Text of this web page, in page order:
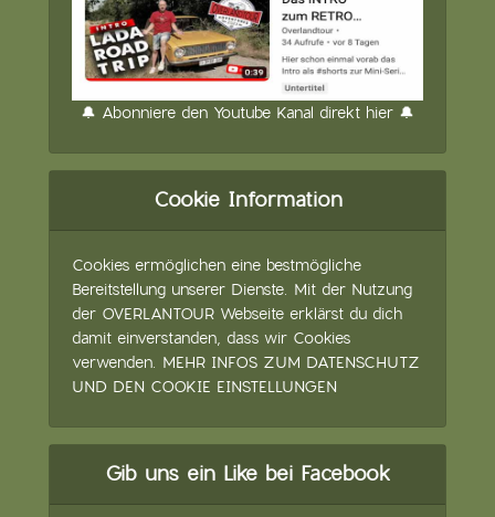
🔔 Abonniere den Youtube Kanal direkt hier 🔔
Cookie Information
Cookies ermöglichen eine bestmögliche
Bereitstellung unserer Dienste. Mit der Nutzung
der OVERLANTOUR Webseite erklärst du dich
damit einverstanden, dass wir Cookies
verwenden. MEHR INFOS ZUM DATENSCHUTZ
UND DEN COOKIE EINSTELLUNGEN
Gib uns ein Like bei Facebook